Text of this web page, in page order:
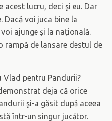
acest lucru, deci şi eu. Dar
Dacă voi juca bine la
ajunge şi la naţională.
rampă de lansare destul de
Vlad pentru Pandurii?
deja că orice
şi-a găsit după aceea
într-un singur jucător.